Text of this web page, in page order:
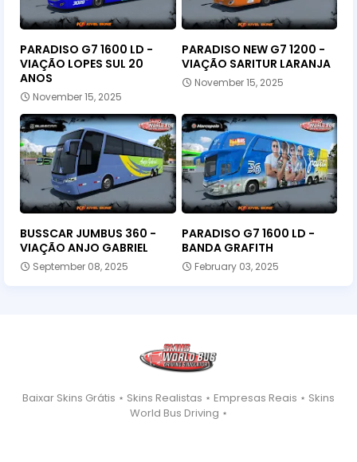
PARADISO G7 1600 LD -
VIAÇÃO LOPES SUL 20
ANOS
November 15, 2025
PARADISO NEW G7 1200 -
VIAÇÃO SARITUR LARANJA
November 15, 2025
BUSSCAR JUMBUS 360 -
VIAÇÃO ANJO GABRIEL
September 08, 2025
PARADISO G7 1600 LD -
BANDA GRAFITH
February 03, 2025
Baixar Skins Grátis ⋆ Skins Realistas ⋆ Empresas Reais ⋆ Skins
World Bus Driving ⋆